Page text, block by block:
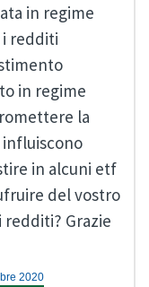
in regime
i redditi
in regime
la
influiscono
in alcuni etf
del vostro
Grazie
2020